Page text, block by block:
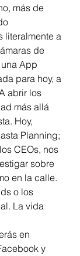
más de
literalmente a
de
App
para hoy, a
abrir los
más allá
Hoy,
Planning;
CEOs, nos
sobre
en la calle.
o los
La vida
en
y